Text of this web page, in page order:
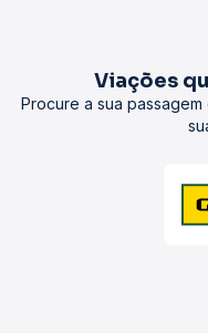
Viações
Procure a sua